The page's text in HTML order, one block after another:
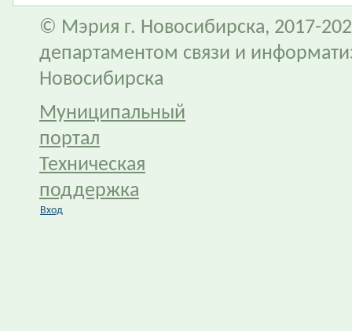
© Мэрия г. Новосибирска, 2017-
департаментом связи и
Новосибирска
Муниципальный
портал
Техническая
поддержка
Вход